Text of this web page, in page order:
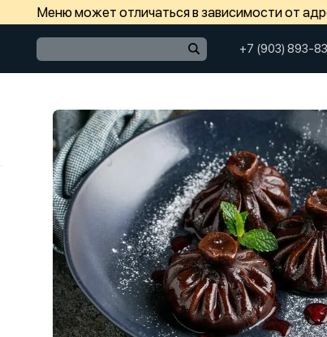
Меню может отличаться в зависимости от
+7 (903) 893-